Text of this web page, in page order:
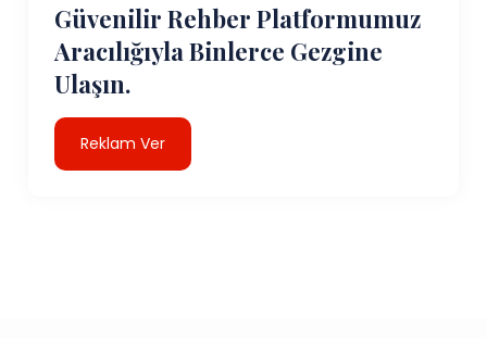
Güvenilir Rehber Platformumuz
Aracılığıyla Binlerce Gezgine
Ulaşın.
Reklam Ver